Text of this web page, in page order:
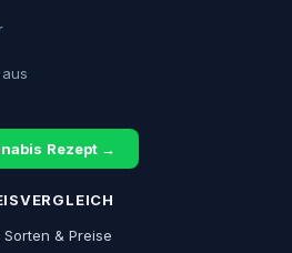
Rezept →
Sorten & Preise